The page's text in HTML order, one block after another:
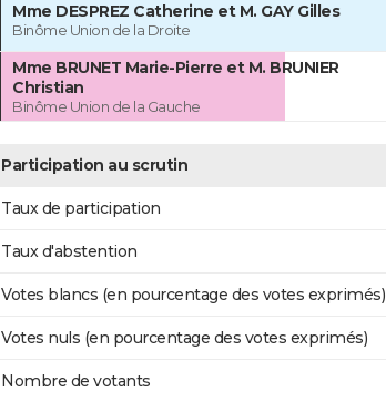
Mme DESPREZ Catherine et M. GAY Gilles
Binôme Union de la Droite
Mme BRUNET Marie-Pierre et M. BRUNIER
Christian
Binôme Union de la Gauche
Participation au scrutin
Taux de participation
Taux d'abstention
Votes blancs (en pourcentage des votes exprimés)
Votes nuls (en pourcentage des votes exprimés)
Nombre de votants